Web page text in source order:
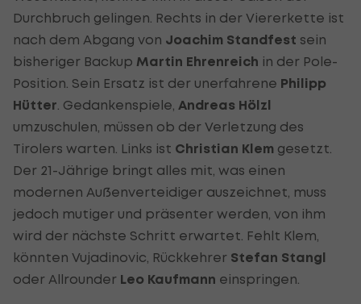
Durchbruch gelingen. Rechts in der Viererkette ist
nach dem Abgang von Joachim Standfest sein
bisheriger Backup Martin Ehrenreich in der Pole-
Position. Sein Ersatz ist der unerfahrene Philipp
Hütter . Gedankenspiele, Andreas Hölzl
umzuschulen, müssen ob der Verletzung des
Tirolers warten. Links ist Christian Klem gesetzt.
Der 21-Jährige bringt alles mit, was einen
modernen Außenverteidiger auszeichnet, muss
jedoch mutiger und präsenter werden, von ihm
wird der nächste Schritt erwartet. Fehlt Klem,
könnten Vujadinovic, Rückkehrer Stefan Stangl
oder Allrounder Leo Kaufmann einspringen.